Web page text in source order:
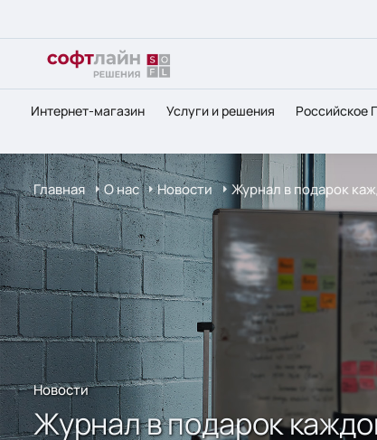
Интернет-магазин Услуги и решения Российское
Главная О нас Новости Журнал в подарок
Новости
Журнал в подарок